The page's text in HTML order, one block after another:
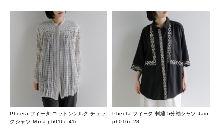
Pheeta フィータ コットンシルク チェッ
クシャツ Mona ph016c-41c
Pheeta フィータ 刺繍 5分袖シャツ Jain
ph016c-28